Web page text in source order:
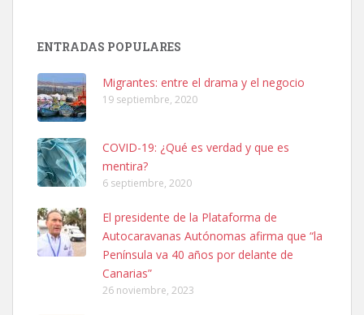
Leales.org » Gran Canaria
SHIBA PERDIDO AVDA JOSE MESA Y LOPEZ
PERRO MACHO RAZA SHIBA CON MICROCHIP PERDIDO HOY
06/07/2025 ZONA MESA Y LOPEZ. ES MUY ASUSTADIZO
Leales.org » Gran Canaria
6.7.2025
ENTRADAS POPULARES
Migrantes: entre el drama y el negocio
19 septiembre, 2020
COVID-19: ¿Qué es verdad y que es
mentira?
6 septiembre, 2020
El presidente de la Plataforma de
Autocaravanas Autónomas afirma que “la
Península va 40 años por delante de
Canarias”
26 noviembre, 2023